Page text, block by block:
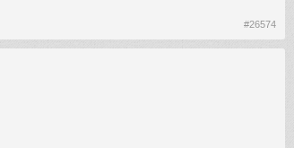
#26574